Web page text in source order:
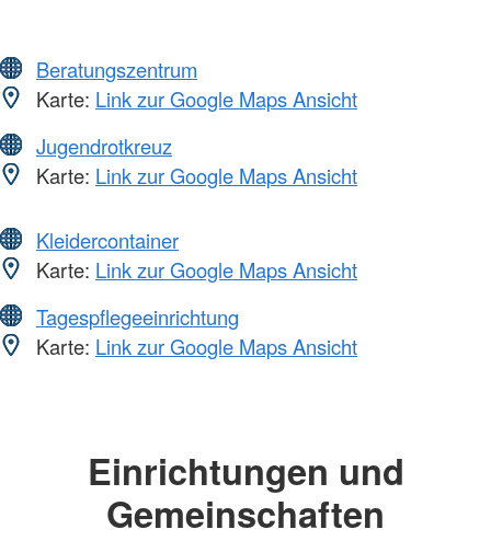
Beratungszentrum
Karte: Link zur Google Maps Ansicht
Jugendrotkreuz
Karte: Link zur Google Maps Ansicht
Kleidercontainer
Karte: Link zur Google Maps Ansicht
Tagespflegeeinrichtung
Karte: Link zur Google Maps Ansicht
Einrichtungen und
Gemeinschaften